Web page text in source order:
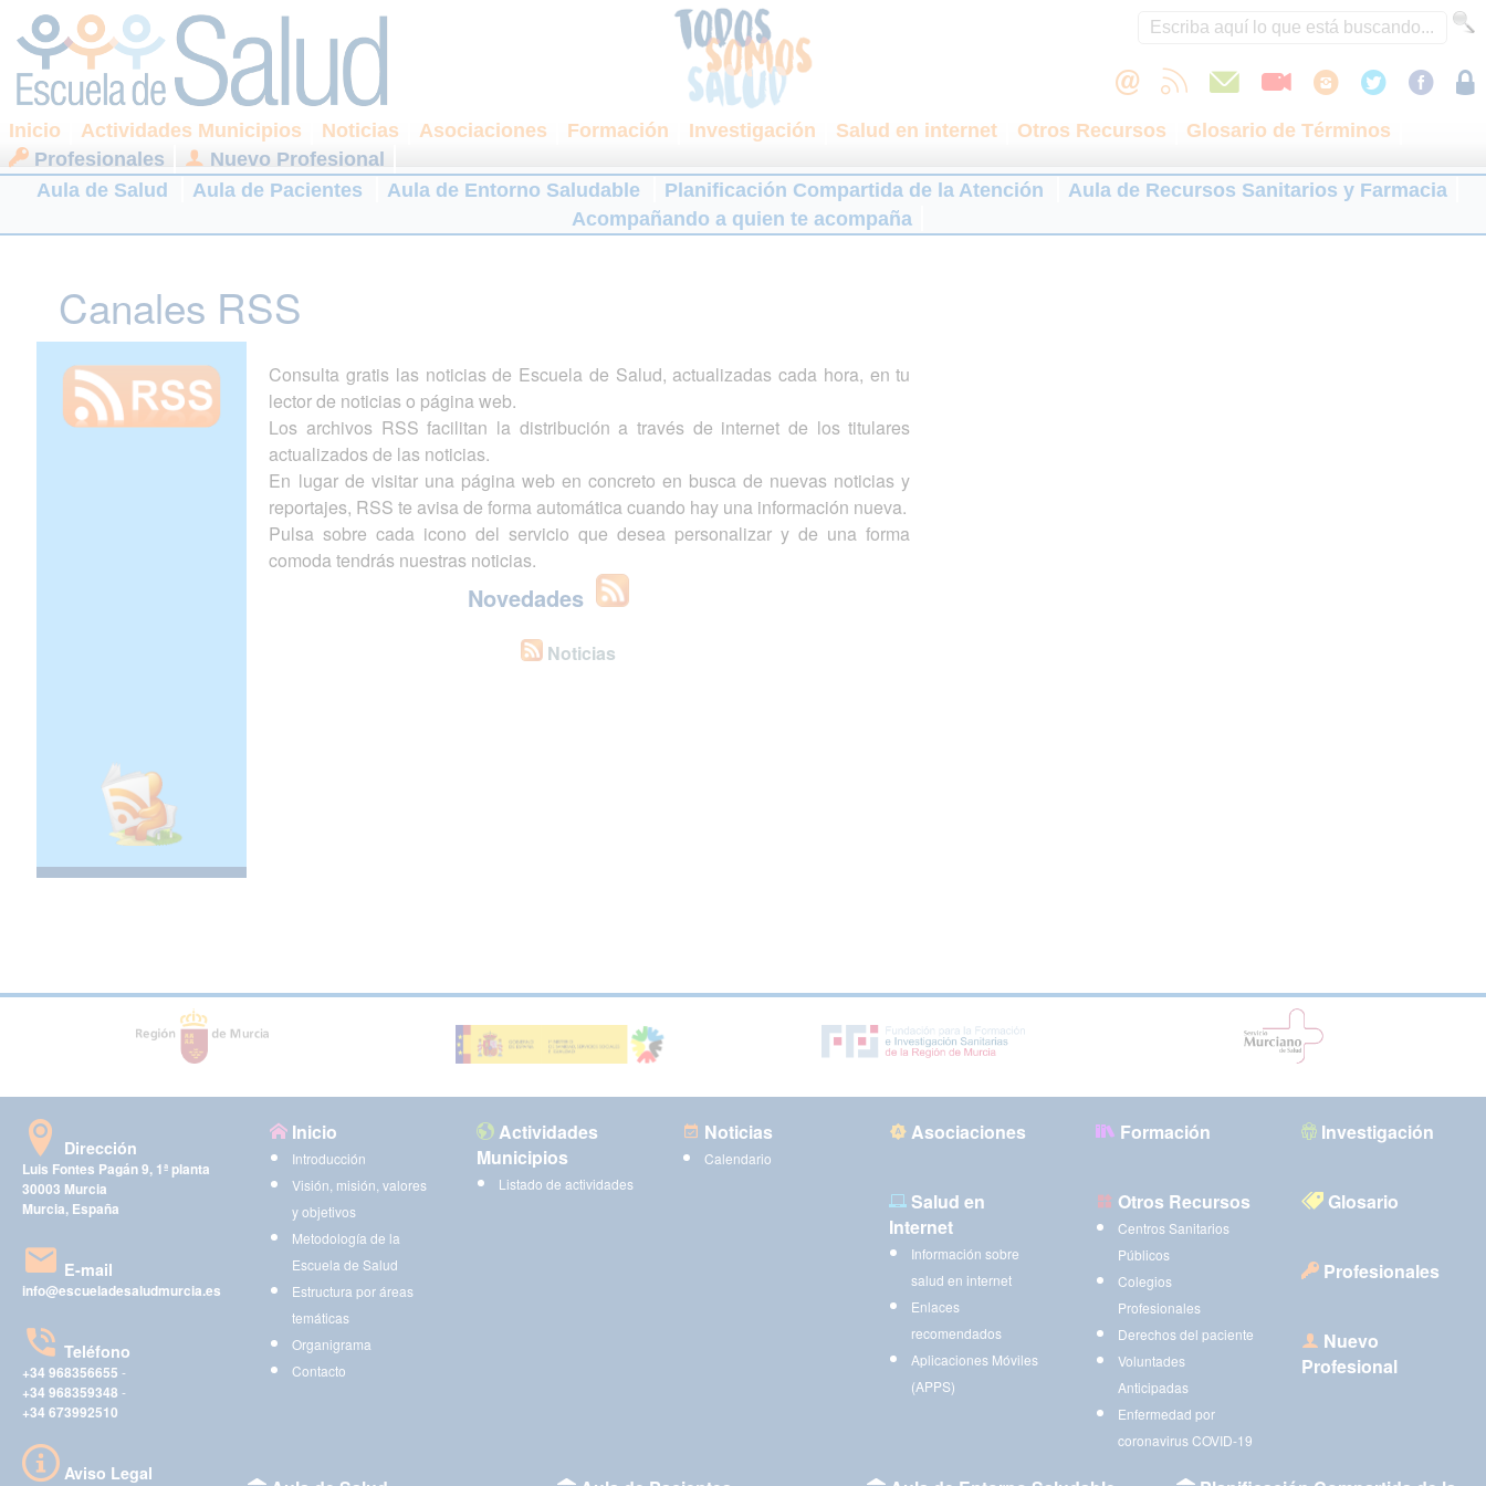
Inicio Actividades Municipios Noticias Asociaciones Formación Investigación Salud en internet Otros Recursos
Glosario de Términos
Profesionales
Nuevo Profesional
Aula de Salud
Aula de Pacientes Aula de Entorno Saludable Planificación Compartida de la Atención
Aula de Recursos Sanitarios y Farmacia
Acompañando a quien te acompaña
Canales RSS
Consulta gratis las noticias de Escuela de Salud, actualizadas cada hora, en tu
lector de noticias o página web.
Los archivos RSS facilitan la distribución a través de internet de los titulares
actualizados de las noticias.
En lugar de visitar una página web en concreto en busca de nuevas noticias y
reportajes, RSS te avisa de forma automática cuando hay una información nueva.
Pulsa sobre cada icono del servicio que desea personalizar y de una forma
comoda tendrás nuestras noticias.
Novedades
Noticias
Dirección
Luis Fontes Pagán 9, 1ª planta
30003 Murcia
Murcia, España
E-mail
info@escueladesaludmurcia.es
Teléfono
+34 968356655 -
+34 968359348 -
+34 673992510
Aviso Legal
Inicio
Introducción
Visión, misión, valores
y objetivos
Metodología de la
Escuela de Salud
Estructura por áreas
temáticas
Organigrama
Contacto
Actividades
Municipios
Listado de actividades
Noticias
Calendario
Asociaciones Formación Investigación
Salud en
Internet
Información sobre
salud en internet
Enlaces
recomendados
Aplicaciones Móviles
(APPS)
Otros Recursos
Centros Sanitarios
Públicos
Colegios
Profesionales
Derechos del paciente
Voluntades
Anticipadas
Enfermedad por
coronavirus COVID-19
Glosario
Profesionales
Nuevo
Profesional